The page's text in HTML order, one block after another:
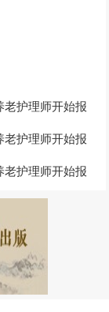
老护理师开始报
老护理师开始报
老护理师开始报